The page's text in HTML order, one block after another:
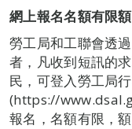
網上報名名額有限
勞工局和工聯會透
者，凡收到短訊的
民，可登入勞工局
(https://
報名，名額有限，額